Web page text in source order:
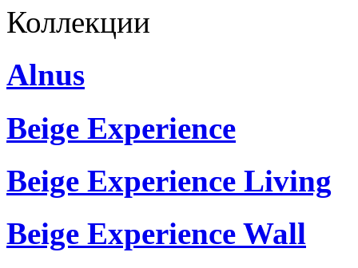
Коллекции
Alnus
Beige Experience
Beige Experience Living
Beige Experience Wall